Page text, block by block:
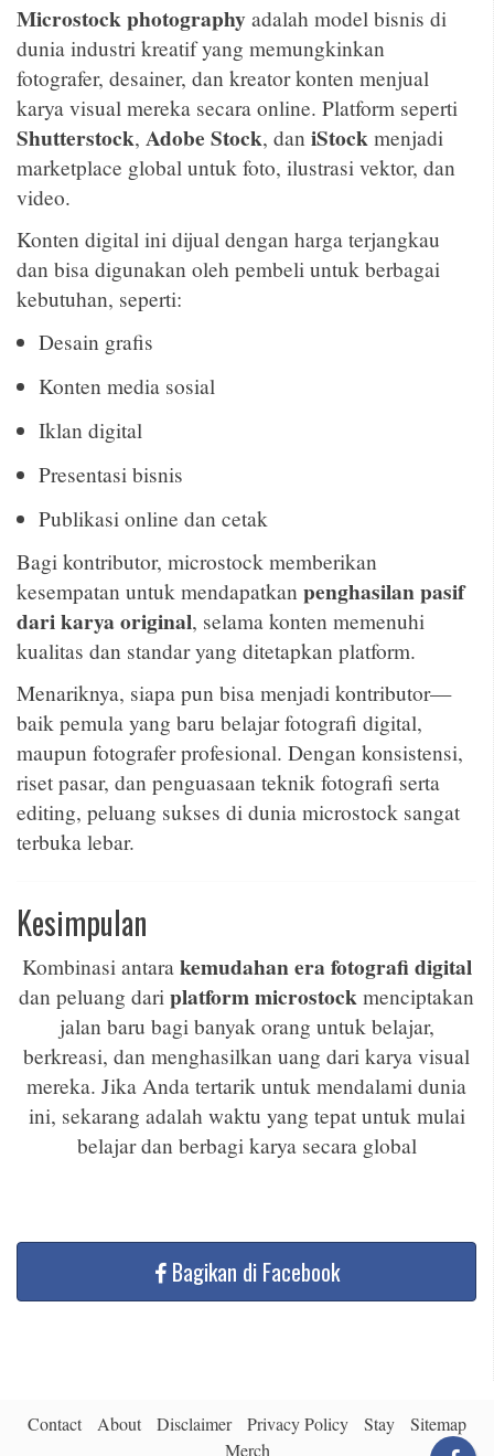
Microstock photography adalah model bisnis di
dunia industri kreatif yang memungkinkan
fotografer, desainer, dan kreator konten menjual
karya visual mereka secara online. Platform seperti
Shutterstock, Adobe Stock, dan iStock menjadi
marketplace global untuk foto, ilustrasi vektor, dan
video.
Konten digital ini dijual dengan harga terjangkau
dan bisa digunakan oleh pembeli untuk berbagai
kebutuhan, seperti:
Desain grafis
Konten media sosial
Iklan digital
Presentasi bisnis
Publikasi online dan cetak
Bagi kontributor, microstock memberikan
kesempatan untuk mendapatkan penghasilan pasif
dari karya original, selama konten memenuhi
kualitas dan standar yang ditetapkan platform.
Menariknya, siapa pun bisa menjadi kontributor—
baik pemula yang baru belajar fotografi digital,
maupun fotografer profesional. Dengan konsistensi,
riset pasar, dan penguasaan teknik fotografi serta
editing, peluang sukses di dunia microstock sangat
terbuka lebar.
Kesimpulan
Kombinasi antara kemudahan era fotografi digital
dan peluang dari platform microstock menciptakan
jalan baru bagi banyak orang untuk belajar,
berkreasi, dan menghasilkan uang dari karya visual
mereka. Jika Anda tertarik untuk mendalami dunia
ini, sekarang adalah waktu yang tepat untuk mulai
belajar dan berbagi karya secara global
Bagikan di Facebook
Contact About Disclaimer Privacy Policy Stay
Sitemap
Merch